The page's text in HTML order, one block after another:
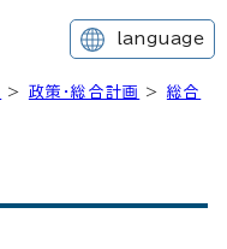
language
> 政策・総合計画 > 総合